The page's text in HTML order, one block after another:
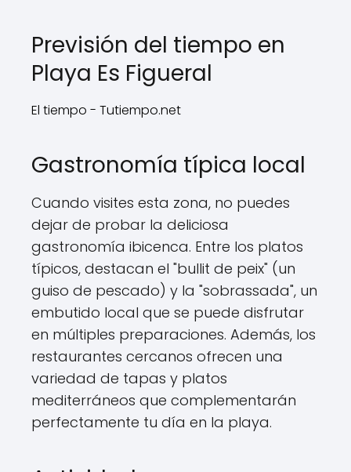
Previsión del tiempo en
Playa Es Figueral
El tiempo - Tutiempo.net
Gastronomía típica local
Cuando visites esta zona, no puedes
dejar de probar la deliciosa
gastronomía ibicenca. Entre los platos
típicos, destacan el "bullit de peix" (un
guiso de pescado) y la "sobrassada", un
embutido local que se puede disfrutar
en múltiples preparaciones. Además, los
restaurantes cercanos ofrecen una
variedad de tapas y platos
mediterráneos que complementarán
perfectamente tu día en la playa.